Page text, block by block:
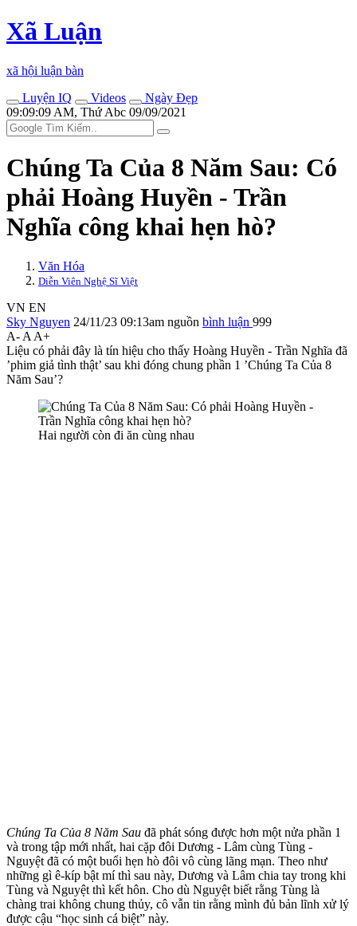
Xã Luận
xã hội luận bàn
Luyện IQ
Videos
Ngày Đẹp
09:09:09 AM, Thứ Abc 09/09/2021
Chúng Ta Của 8 Năm Sau: Có
phải Hoàng Huyền - Trần
Nghĩa công khai hẹn hò?
Văn Hóa
Diễn Viên Nghệ Sĩ Việt
VN EN
Sky Nguyen 24/11/23 09:13am nguồn bình luận 999
A- A A+
Liệu có phải đây là tín hiệu cho thấy Hoàng Huyền - Trần Nghĩa đã
’phim giả tình thật’ sau khi đóng chung phần 1 ’Chúng Ta Của 8
Năm Sau’?
Hai người còn đi ăn cùng nhau
Chúng Ta Của 8 Năm Sau đã phát sóng được hơn một nửa phần 1
và trong tập mới nhất, hai cặp đôi Dương - Lâm cùng Tùng -
Nguyệt đã có một buổi hẹn hò đôi vô cùng lãng mạn. Theo như
những gì ê-kíp bật mí thì sau này, Dương và Lâm chia tay trong khi
Tùng và Nguyệt thì kết hôn. Cho dù Nguyệt biết rằng Tùng là
chàng trai không chung thủy, cô vẫn tin rằng mình đủ bản lĩnh xử lý
được cậu “học sinh cá biệt” này.